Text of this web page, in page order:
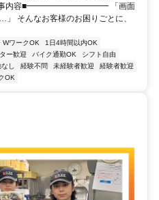
事内容■━━━━━━━━━━ 「画面
そんなお客様のお困りごとに、
WワークOK
1日4時間以内OK
ー歓迎 バイク通勤OK
シフト自由
し 経験不問 未経験者歓迎
経験者歓迎
OK